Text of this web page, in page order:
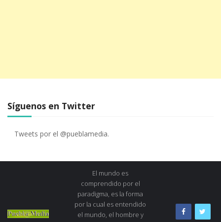
Síguenos en Twitter
Tweets por el @pueblamedia.
El mundo es
comprendido por el
paradigma, es la forma
por la cual es entendido
el mundo, el hombre y